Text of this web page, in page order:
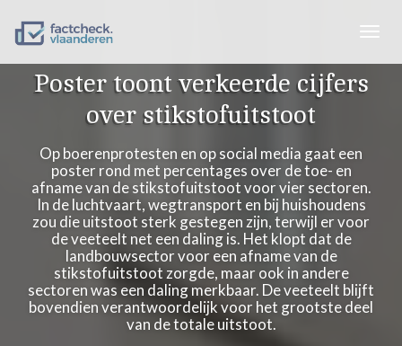
Poster toont verkeerde cijfers
over stikstofuitstoot
Op boerenprotesten en op social media gaat een
poster rond met percentages over de toe- en
afname van de stikstofuitstoot voor vier sectoren.
In de luchtvaart, wegtransport en bij huishoudens
zou die uitstoot sterk gestegen zijn, terwijl er voor
de veeteelt net een daling is. Het klopt dat de
landbouwsector voor een afname van de
stikstofuitstoot zorgde, maar ook in andere
sectoren was een daling merkbaar. De veeteelt blijft
bovendien verantwoordelijk voor het grootste deel
van de totale uitstoot.